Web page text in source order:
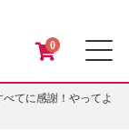
0
べてに感謝！やってよ